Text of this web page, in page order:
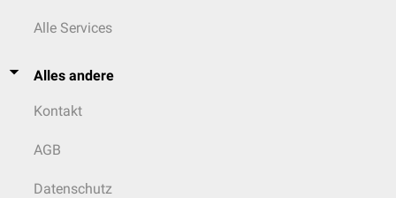
Alle Services
Alles andere
Kontakt
AGB
Datenschutz